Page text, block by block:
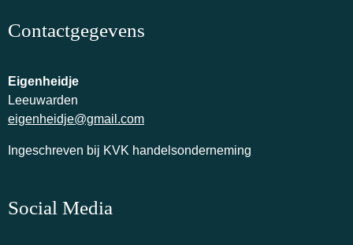
Contactgegevens
Eigenheidje
Leeuwarden
eigenheidje@gmail.com
Ingeschreven bij KVK handelsonderneming
Social Media